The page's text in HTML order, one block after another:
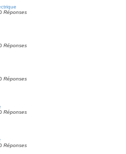
Réponses
Réponses
Réponses
Réponses
Réponses